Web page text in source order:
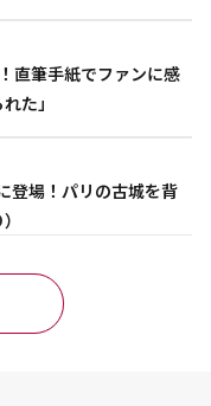
直筆手紙でファンに感
た」
登場！パリの古城を背